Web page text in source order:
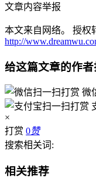
文章内容举报
本文来自网络。 授权
http://
给这篇文章的作者
微
×
打赏 0赞
搜索相关词:
相关推荐